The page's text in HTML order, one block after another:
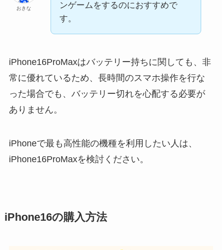
おきな
ンゲームをするのにおすすめで
す。
iPhone16ProMaxはバッテリー持ちに関しても、非
常に優れているため、長時間のスマホ操作を行な
った場合でも、バッテリー切れを心配する必要が
ありません。
iPhoneで最も高性能の機種を利用したい人は、
iPhone16ProMaxを検討ください。
iPhone16の購入方法